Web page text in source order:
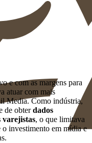
e com as margens para
atuar com mais
Media. Como indústria,
de obterdados
varejistas, o que limitava
o investimento em mídia e